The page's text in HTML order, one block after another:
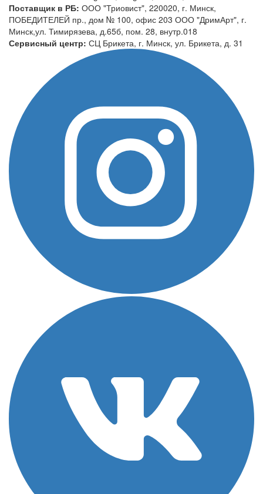
Поставщик в РБ: ООО "Триовист", 220020, г. Минск,
ПОБЕДИТЕЛЕЙ пр., дом № 100, офис 203 ООО "ДримАрт", г.
Минск,ул. Тимирязева, д.65б, пом. 28, внутр.018
Сервисный центр: СЦ Брикета, г. Минск, ул. Брикета, д. 31